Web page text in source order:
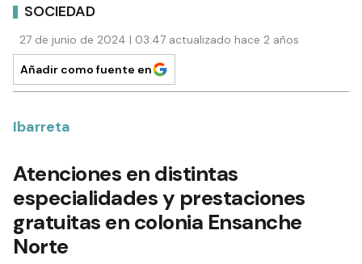
SOCIEDAD
27 de junio de 2024 | 03:47 actualizado hace 2 años
Añadir como fuente en
Ibarreta
Atenciones en distintas
especialidades y prestaciones
gratuitas en colonia Ensanche
Norte